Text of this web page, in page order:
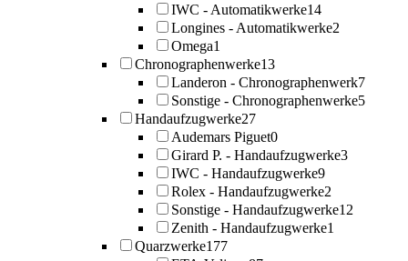
IWC - Automatikwerke14
Longines - Automatikwerke2
Omega1
Chronographenwerke13
Landeron - Chronographenwerk7
Sonstige - Chronographenwerke5
Handaufzugwerke27
Audemars Piguet0
Girard P. - Handaufzugwerke3
IWC - Handaufzugwerke9
Rolex - Handaufzugwerke2
Sonstige - Handaufzugwerke12
Zenith - Handaufzugwerke1
Quarzwerke177